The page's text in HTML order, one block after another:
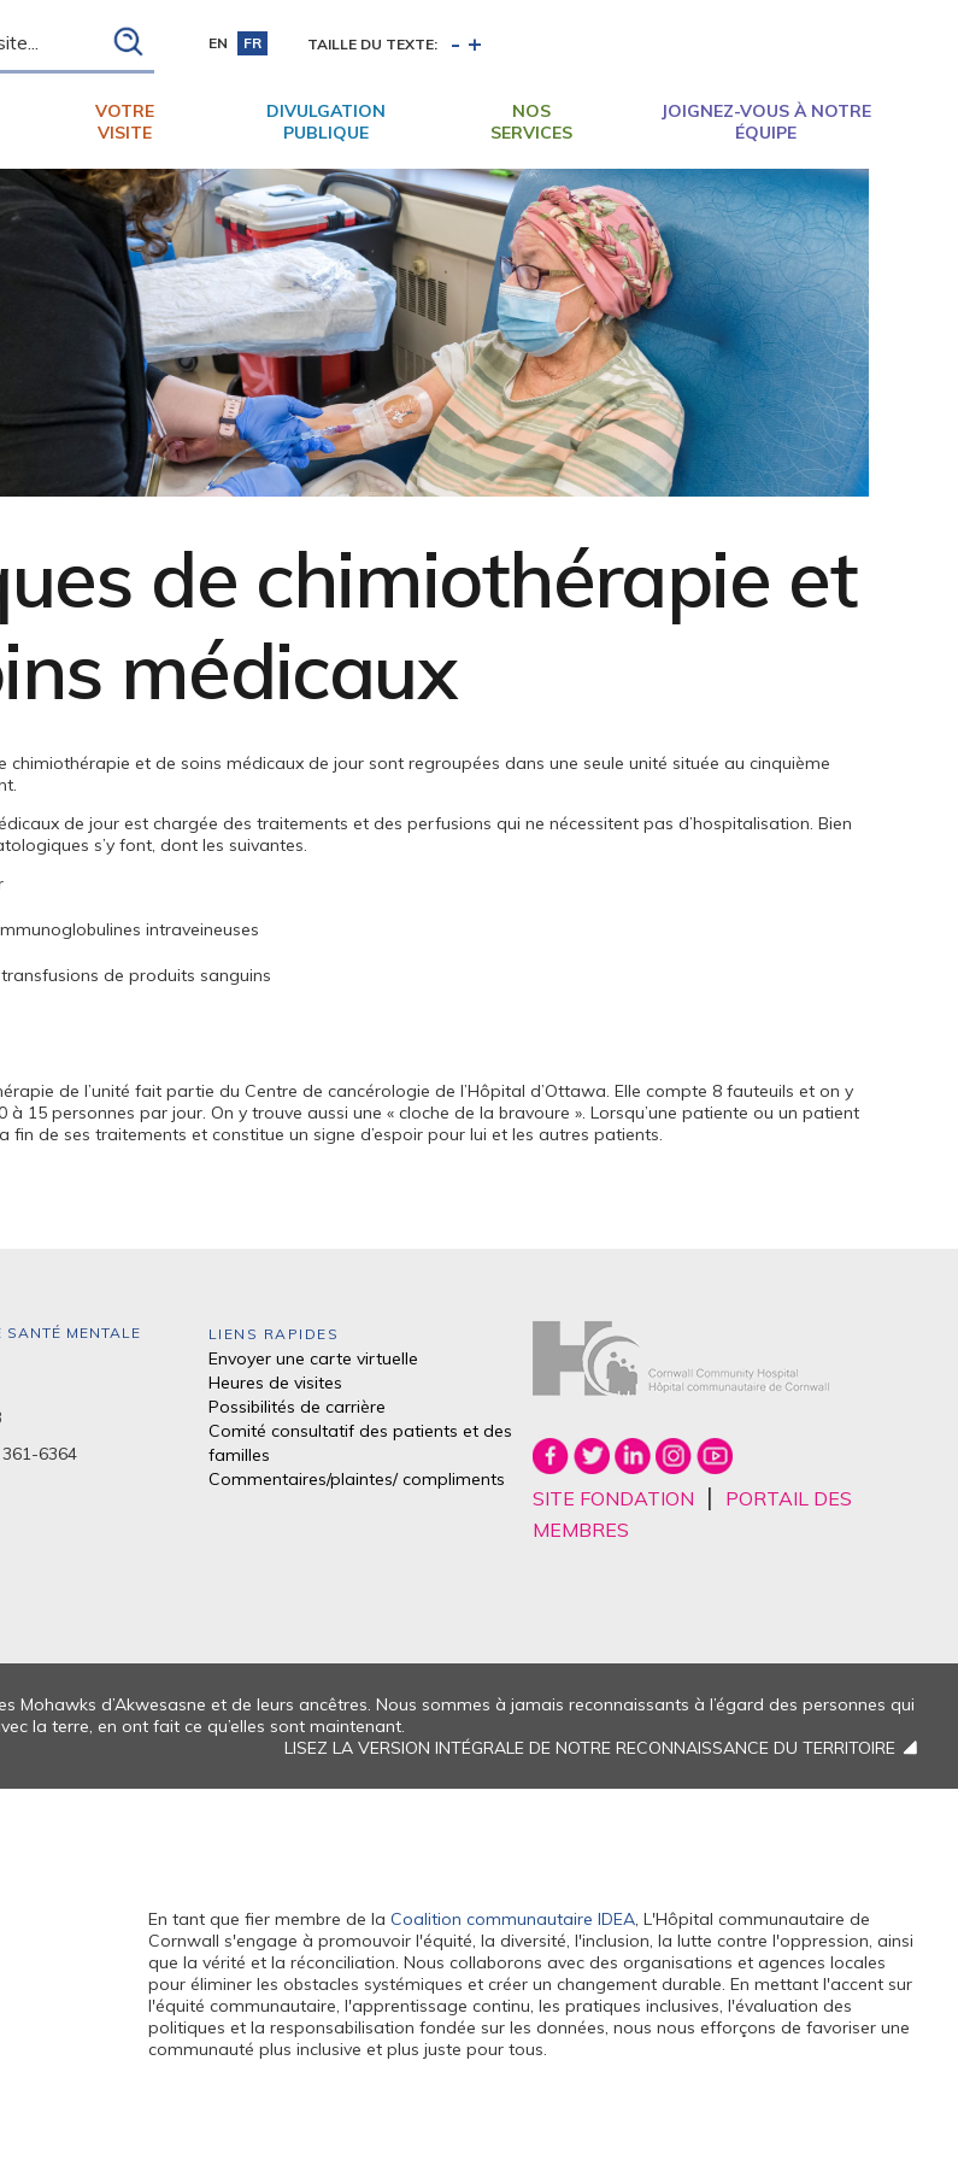
EN FR TAILLE DU TEXTE: - +
VOTRE
VISITE
DIVULGATION
PUBLIQUE
NOS
SERVICES
JOIGNEZ-VOUS À NOTRE
ÉQUIPE
de chimiothérapie et
médicaux
chimiothérapie et de soins médicaux de jour sont regroupées dans une seule unité située au cinquième
de jour est chargée des traitements et des perfusions qui ne nécessitent pas d’hospitalisation. Bien
s’y font, dont les suivantes.
intraveineuses
de produits sanguins
de l’unité fait partie du Centre de cancérologie de l’Hôpital d’Ottawa. Elle compte 8 fauteuils et on y
à 15 personnes par jour. On y trouve aussi une « cloche de la bravoure ». Lorsqu’une patiente ou un patient
fin de ses traitements et constitue un signe d’espoir pour lui et les autres patients.
SANTÉ MENTALE
361-6364
LIENS RAPIDES
Envoyer une carte virtuelle
Heures de visites
Possibilités de carrière
Comité consultatif des patients et des
familles
Commentaires/plaintes/compliments
SITE FONDATION |
PORTAIL DES
MEMBRES
d’Akwesasne et de leurs ancêtres. Nous sommes à jamais reconnaissants à l’égard des personnes qui
la terre, en ont fait ce qu’elles sont maintenant.
LISEZ LA VERSION INTÉGRALE DE NOTRE RECONNAISSANCE DU TERRITOIRE
En tant que fier membre de la Coalition communautaire IDEA, L'Hôpital communautaire de
Cornwall s'engage à promouvoir l'équité, la diversité, l'inclusion, la lutte contre l'oppression, ainsi
que la vérité et la réconciliation. Nous collaborons avec des organisations et agences locales
pour éliminer les obstacles systémiques et créer un changement durable. En mettant l'accent sur
l'équité communautaire, l'apprentissage continu, les pratiques inclusives, l'évaluation des
politiques et la responsabilisation fondée sur les données, nous nous efforçons de favoriser une
communauté plus inclusive et plus juste pour tous.